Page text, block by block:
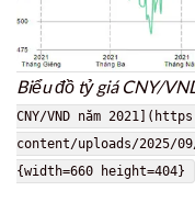
Biểu đồ tỷ giá CNY/
CNY/VND năm
content/uploads/2025/
{width=660 height=404}